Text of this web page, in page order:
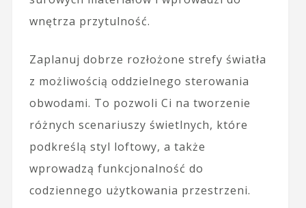
wnętrza przytulność.
Zaplanuj dobrze rozłożone strefy światła
z możliwością oddzielnego sterowania
obwodami. To pozwoli Ci na tworzenie
różnych scenariuszy świetlnych, które
podkreślą styl loftowy, a także
wprowadzą funkcjonalność do
codziennego użytkowania przestrzeni.